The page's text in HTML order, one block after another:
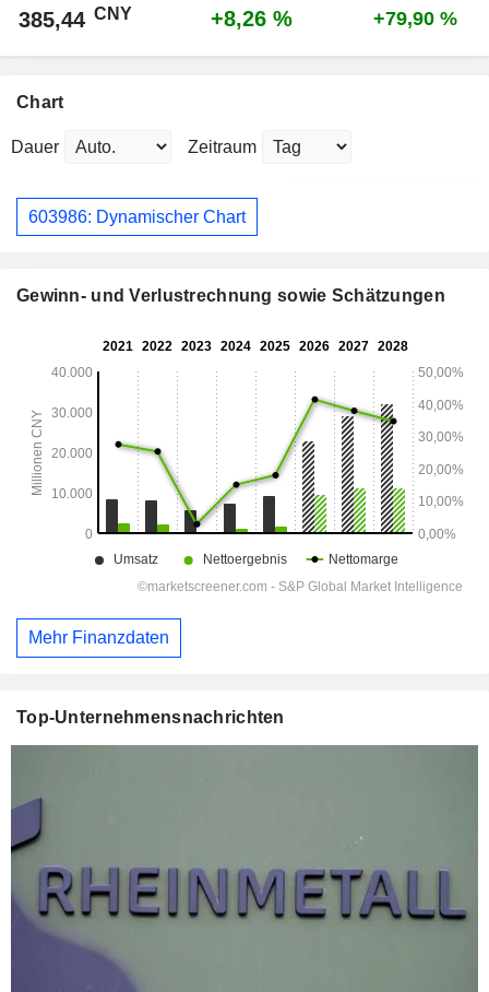
385,44 CNY +8,26 % +79,90 %
Chart
Dauer Zeitraum
603986: Dynamischer Chart
Gewinn- und Verlustrechnung sowie Schätzungen
Mehr Finanzdaten
Top-Unternehmensnachrichten